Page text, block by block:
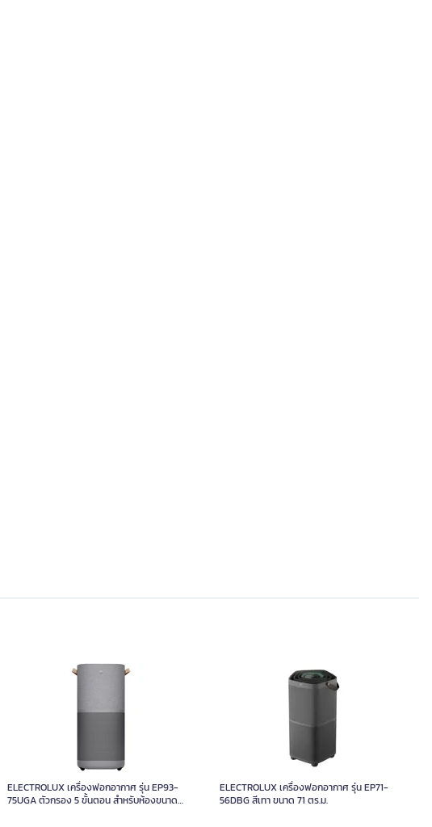
ELECTROLUX เครื่องฟอกอากาศ รุ่น EP93-
75UGA ตัวกรอง 5 ขั้นตอน สำหรับห้องขนาด
ELECTROLUX เครื่องฟอกอากาศ รุ่น EP71-
56DBG สีเทา ขนาด 71 ตร.ม.